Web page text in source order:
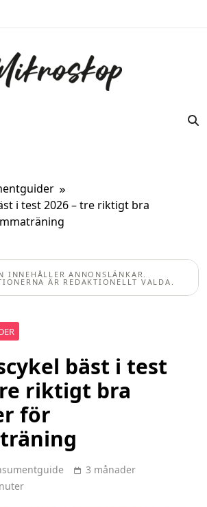
i test 2026 – tre riktigt bra
INNEHÅLLER ANNONSLÄNKAR.
ÄR REDAKTIONELLT VALDA.
bäst i test
riktigt bra
för
3 månader